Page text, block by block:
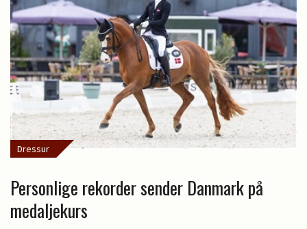
Dressur
Personlige rekorder sender Danmark på
medaljekurs